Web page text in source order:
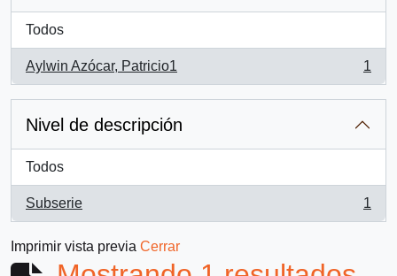
Todos
Aylwin Azócar, Patricio1
, 1 resultados
1
Nivel de descripción
Todos
Subserie
, 1 resultados
1
Imprimir vista previa Cerrar